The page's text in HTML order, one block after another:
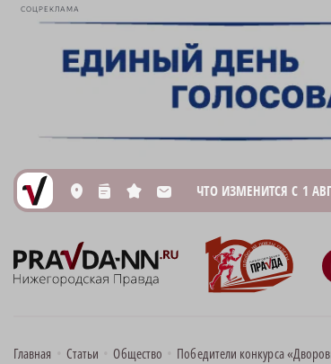
СОЦРЕКЛАМА
L n s M ЧТО ИЗМЕНИТСЯ С 1
Главная Статьи Общество Победители конкурса